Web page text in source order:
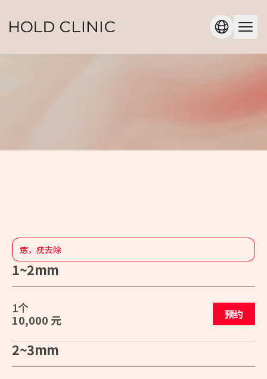
痣，疣去除
1~2mm
1个
10,000 元
预约
2~3mm